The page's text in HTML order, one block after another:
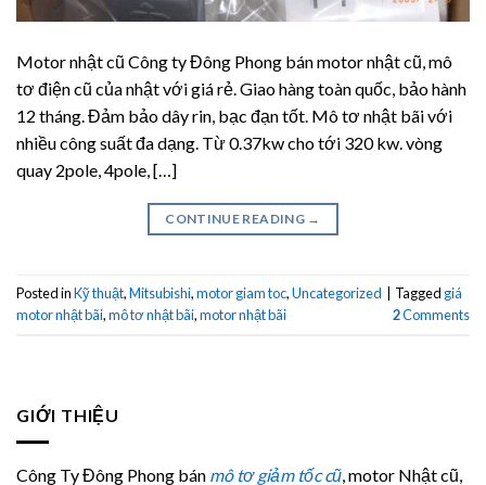
Motor nhật cũ Công ty Đông Phong bán motor nhật cũ, mô
tơ điện cũ của nhật với giá rẻ. Giao hàng toàn quốc, bảo hành
12 tháng. Đảm bảo dây rin, bạc đạn tốt. Mô tơ nhật bãi với
nhiều công suất đa dạng. Từ 0.37kw cho tới 320 kw. vòng
quay 2pole, 4pole, […]
CONTINUE READING →
Posted inKỹ thuật,Mitsubishi,motor giam toc,Uncategorized Tagged giá
motor nhật bãi,mô tơ nhật bãi,motor nhật bãi 2Comments
GIỚI THIỆU
Công Ty Đông Phong bán mô tơ giảm tốc cũ , motor Nhật cũ,